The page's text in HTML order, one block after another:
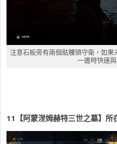
注意石板旁有兩個骷髏頭守衛，如
一邊時快速
11 【阿蒙涅姆赫特三世之墓】